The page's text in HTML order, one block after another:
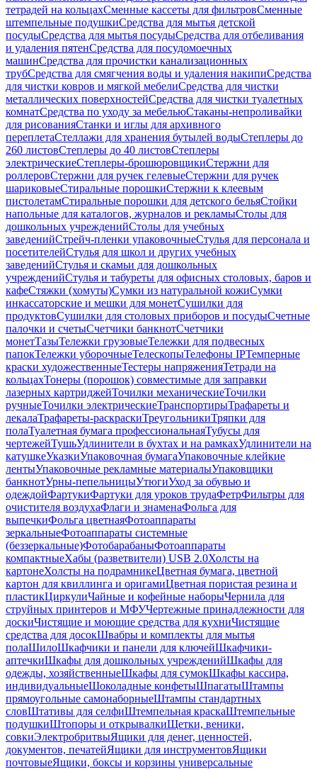
тетрадей на кольцахСменные кассеты для фильтровСменные
штемпельные подушкиСредства для мытья детской
посудыСредства для мытья посудыСредства для отбеливания
и удаления пятенСредства для посудомоечных
машинСредства для прочистки канализационных
трубСредства для смягчения воды и удаления накипиСредства
для чистки ковров и мягкой мебелиСредства для чистки
металлических поверхностейСредства для чистки туалетных
комнатСредства по уходу за мебельюСтаканы-непроливайки
для рисованияСтанки и иглы для архивного
переплетаСтеллажи для хранения бутылей водыСтеплеры до
260 листовСтеплеры до 40 листовСтеплеры
электрическиеСтеплеры-брошюровщикиСтержни для
роллеровСтержни для ручек гелевыеСтержни для ручек
шариковыеСтиральные порошкиСтержни к клеевым
пистолетамСтиральные порошки для детского бельяСтойки
напольные для каталогов, журналов и рекламыСтолы для
дошкольных учрежденийСтолы для учебных
заведенийСтрейч-пленки упаковочныеСтулья для персонала и
посетителейСтулья для школ и других учебных
заведенийСтулья и скамьи для дошкольных
учрежденийСтулья и табуреты для офисных столовых, баров и
кафеСтяжки (хомуты)Сумки из натуральной кожиСумки
инкассаторские и мешки для монетСушилки для
продуктовСушилки для столовых приборов и посудыСчетные
палочки и счетыСчетчики банкнотСчетчики
монетТазыТележки грузовыеТележки для подвесных
папокТележки уборочныеТелескопыТелефоны IPТемперные
краски художественныеТестеры напряженияТетради на
кольцахТонеры (порошок) совместимые для заправки
лазерных картриджейТочилки механическиеТочилки
ручныеТочилки электрическиеТранспортирыТрафареты и
лекалаТрафареты-раскраскиТреугольникиТряпки для
полаТуалетная бумага профессиональнаяТубусы для
чертежейТушьУдлинители в бухтах и на рамкахУдлинители на
катушкеУказкиУпаковочная бумагаУпаковочные клейкие
лентыУпаковочные рекламные материалыУпаковщики
банкнотУрны-пепельницыУтюгиУход за обувью и
одеждойФартукиФартуки для уроков трудаФетрФильтры для
очистителя воздухаФлаги и знаменаФольга для
выпечкиФольга цветнаяФотоаппараты
зеркальныеФотоаппараты системные
(беззеркальные)ФотобарабаныФотоаппараты
компактныеХабы (разветвители) USB 2.0Холсты на
картонеХолсты на подрамникеЦветная бумага, цветной
картон для квиллинга и оригамиЦветная пористая резина и
пластикЦиркулиЧайные и кофейные наборыЧернила для
струйных принтеров и МФУЧертежные принадлежности для
доскиЧистящие и моющие средства для кухниЧистящие
средства для досокШвабры и комплекты для мытья
полаШилоШкафчики и панели для ключейШкафчики-
аптечкиШкафы для дошкольных учрежденийШкафы для
одежды, хозяйственныеШкафы для сумокШкафы кассира,
индивидуальныеШоколадные конфетыШпагатыШтампы
прямоугольные самонаборныеШтампы стандартных
словШтативы для селфиШтемпельная краскаШтемпельные
подушкиШтопоры и открывалкиЩетки, веники,
совкиЭлектробритвыЯщики для денег, ценностей,
документов, печатейЯщики для инструментовЯщики
почтовыеЯщики, боксы и корзины универсальные